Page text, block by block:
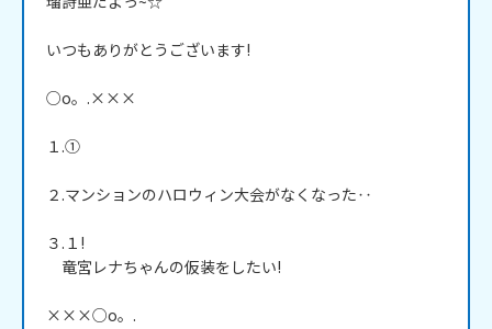
いつもありがとうございます!
○o。.×××
１.①
２.マンションのハロウィン大会がなくなった‥
３.１!
竜宮レナちゃんの仮装をしたい!
×××○o。.